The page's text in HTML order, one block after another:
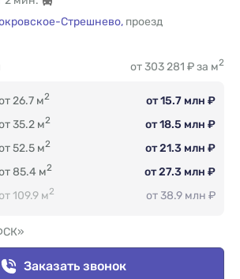
Стрешнево, проезд
от 303 281 ₽ за м2
26.7 м2
от 15.7 млн ₽
35.2 м2
от 18.5 млн ₽
52.5 м2
от 21.3 млн ₽
85.4 м2
от 27.3 млн ₽
от 109.9 м2 от 38.9 млн ₽
Заказать звонок